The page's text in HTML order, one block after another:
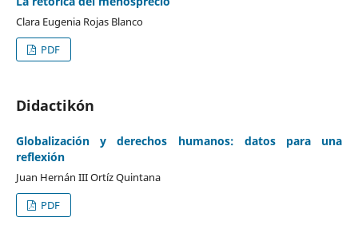
Clara Eugenia Rojas Blanco
PDF
Didactikón
Globalización y derechos humanos: datos para una
reflexión
Juan Hernán III Ortíz Quintana
PDF